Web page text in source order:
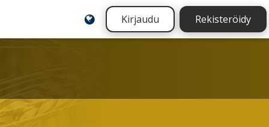
Kirjaudu Rekisteröidy